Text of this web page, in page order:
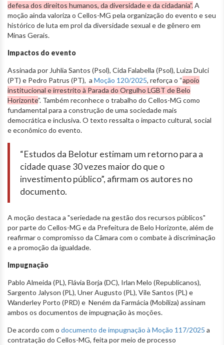
defesa dos direitos humanos, da diversidade e da cidadania”.A
moção ainda valoriza o Cellos-MG pela organização do evento e seu
histórico de luta em prol da diversidade sexual e de gênero em
Minas Gerais.
Impactos do evento
Assinada por Juhlia Santos (Psol), Cida Falabella (Psol), Luiza Dulci
(PT) e Pedro Patrus (PT), a Moção 120/2025, reforça o “apoio
institucional e irrestrito à Parada do Orgulho LGBT de Belo
Horizonte”. Também reconhece o trabalho do Cellos-MG como
fundamental para a construção de uma sociedade mais
democrática e inclusiva. O texto ressalta o impacto cultural, social
e econômico do evento.
“Estudos da Belotur estimam um retorno para a
cidade quase 30 vezes maior do que o
investimento público”, afirmam os autores no
documento.
A moção destaca a "seriedade na gestão dos recursos públicos"
por parte do Cellos-MG e da Prefeitura de Belo Horizonte, além de
reafirmar o compromisso da Câmara com o combate à discriminação
e a promoção da igualdade.
Impugnação
Pablo Almeida (PL), Flávia Borja (DC), Irlan Melo (Republicanos),
Sargento Jalyson (PL), Uner Augusto (PL), Vile Santos (PL) e
Wanderley Porto (PRD) e Neném da Farmácia (Mobiliza) assinam
ambos os documentos de impugnação às moções.
De acordo com o documento de impugnação à Moção 117/2025 a
contratação do Cellos-MG, feita por meio de processo